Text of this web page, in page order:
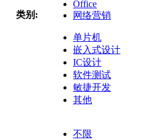
类别:
Office
网络营销
单片机
嵌入式设计
IC设计
软件测试
敏捷开发
其他
不限